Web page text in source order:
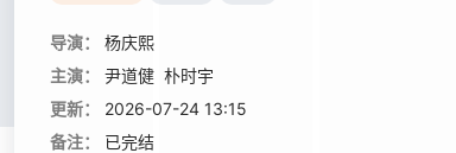
导演：
杨庆熙
主演：
尹道健 朴时宇
更新：
2026-07-24 13:15
备注：
已完结